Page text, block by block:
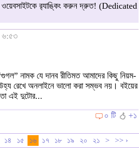
র‍্যাঙ্কিং করুন দ্রুত! (Dedicated
৬:৫৩
নামক যে দানব রীতিমত আমাদের কিছু নিয়ম-
উহ্য রেখে অনলাইনে ভালো করা সম্ভব নয়। বইয়ের
এই দুটোর...
০ টি
+১
১৪ ১৫ ১৬ ১৭ ১৮ ১৯ ২০ ২১ > >> ›